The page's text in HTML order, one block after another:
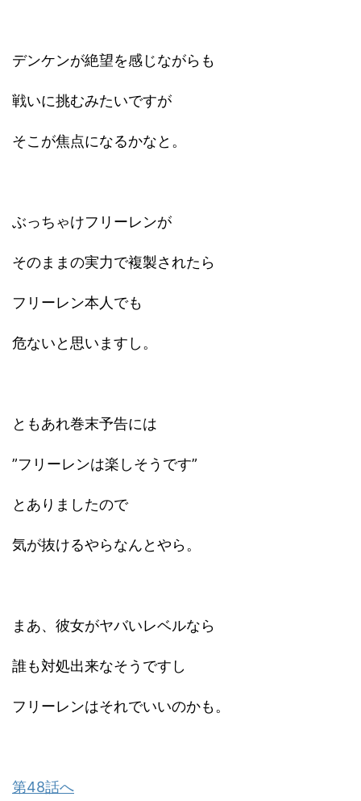
デンケンが絶望を感じながらも
戦いに挑むみたいですが
そこが焦点になるかなと。
ぶっちゃけフリーレンが
そのままの実力で複製されたら
フリーレン本人でも
危ないと思いますし。
ともあれ巻末予告には
”フリーレンは楽しそうです”
とありましたので
気が抜けるやらなんとやら。
まあ、彼女がヤバいレベルなら
誰も対処出来なそうですし
フリーレンはそれでいいのかも。
第48話へ